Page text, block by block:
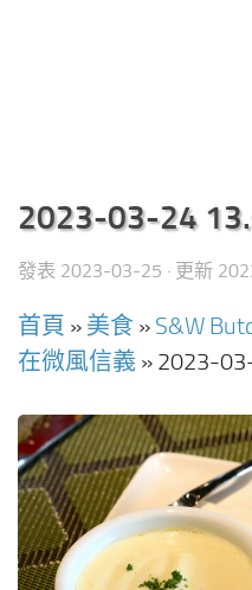
2023-03-24
發表 2023-03-25 · 更新
首頁 » 美食 » S&W
在微風信義 » 2023-